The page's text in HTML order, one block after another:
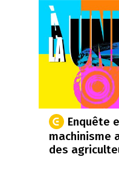
Enquête
machinisme
des